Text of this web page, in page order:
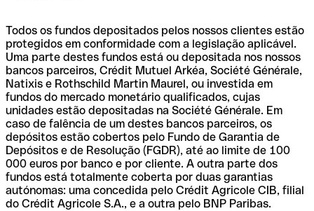
Todos os fundos depositados pelos nossos clientes estão
protegidos em conformidade com a legislação aplicável.
Uma parte destes fundos está ou depositada nos nossos
bancos parceiros, Crédit Mutuel Arkéa, Société Générale,
Natixis e Rothschild Martin Maurel, ou investida em
fundos do mercado monetário qualificados, cujas
unidades estão depositadas na Société Générale. Em
caso de falência de um destes bancos parceiros, os
depósitos estão cobertos pelo Fundo de Garantia de
Depósitos e de Resolução (FGDR), até ao limite de 100
000 euros por banco e por cliente. A outra parte dos
fundos está totalmente coberta por duas garantias
autónomas: uma concedida pelo Crédit Agricole CIB, filial
do Crédit Agricole S.A., e a outra pelo BNP Paribas.